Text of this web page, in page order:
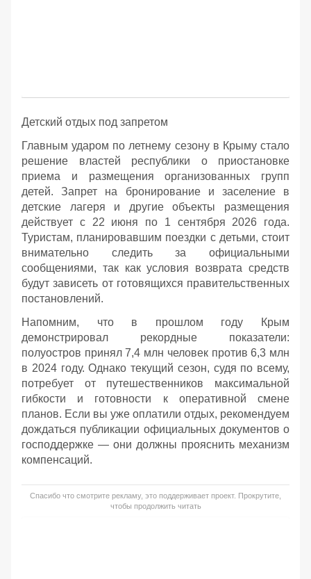
Детский отдых под запретом
Главным ударом по летнему сезону в Крыму стало
решение властей республики о приостановке
приема и размещения организованных групп
детей. Запрет на бронирование и заселение в
детские лагеря и другие объекты размещения
действует с 22 июня по 1 сентября 2026 года.
Туристам, планировавшим поездки с детьми, стоит
внимательно следить за официальными
сообщениями, так как условия возврата средств
будут зависеть от готовящихся правительственных
постановлений.
Напомним, что в прошлом году Крым
демонстрировал рекордные показатели:
полуостров принял 7,4 млн человек против 6,3 млн
в 2024 году. Однако текущий сезон, судя по всему,
потребует от путешественников максимальной
гибкости и готовности к оперативной смене
планов. Если вы уже оплатили отдых, рекомендуем
дождаться публикации официальных документов о
господдержке — они должны прояснить механизм
компенсаций.
Спасибо что смотрите рекламу, это поддерживает проект. Прокрутите,
чтобы продолжить читать